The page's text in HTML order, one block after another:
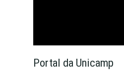
Portal da Unicamp